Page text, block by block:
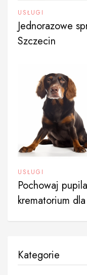
USŁUGI
Jednorazowe
Szczecin
USŁUGI
Pochowaj
krematorium
Kategorie